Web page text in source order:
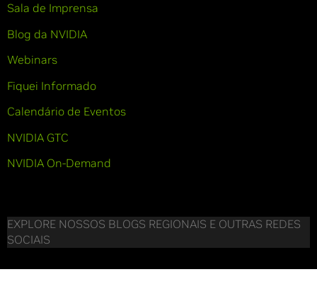
Sala de Imprensa
Blog da NVIDIA
Webinars
Fiquei Informado
Calendário de Eventos
NVIDIA GTC
NVIDIA On-Demand
EXPLORE NOSSOS BLOGS REGIONAIS E OUTRAS REDES
SOCIAIS